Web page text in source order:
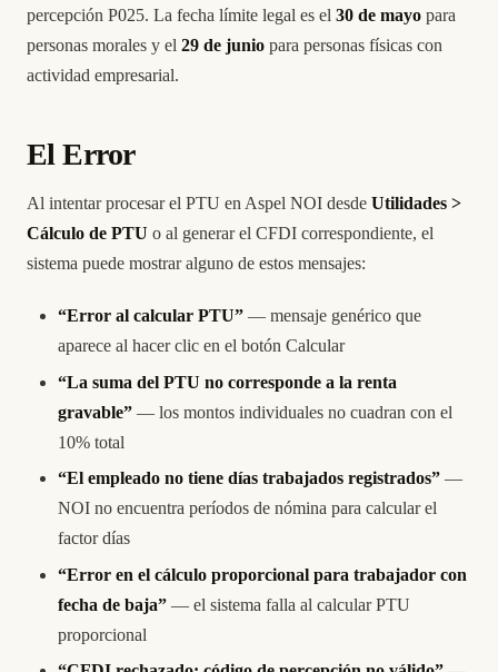
percepción P025. La fecha límite legal es el 30 de mayo para
personas morales y el 29 de junio para personas físicas con
actividad empresarial.
El Error
Al intentar procesar el PTU en Aspel NOI desde Utilidades >
Cálculo de PTU o al generar el CFDI correspondiente, el
sistema puede mostrar alguno de estos mensajes:
“Error al calcular PTU” — mensaje genérico que
aparece al hacer clic en el botón Calcular
“La suma del PTU no corresponde a la renta
gravable” — los montos individuales no cuadran con el
10% total
“El empleado no tiene días trabajados registrados” —
NOI no encuentra períodos de nómina para calcular el
factor días
“Error en el cálculo proporcional para trabajador con
fecha de baja” — el sistema falla al calcular PTU
proporcional